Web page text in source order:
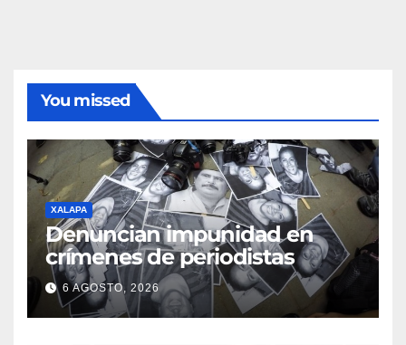
You missed
XALAPA
Denuncian impunidad en
crímenes de periodistas
6 AGOSTO, 2026